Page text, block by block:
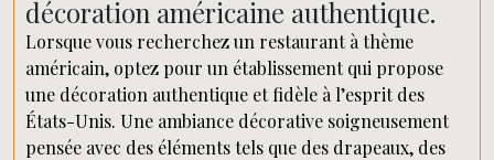
décoration américaine authentique.
Lorsque vous recherchez un restaurant à thème
américain, optez pour un établissement qui propose
une décoration authentique et fidèle à l’esprit des
États-Unis. Une ambiance décorative soigneusement
pensée avec des éléments tels que des drapeaux, des